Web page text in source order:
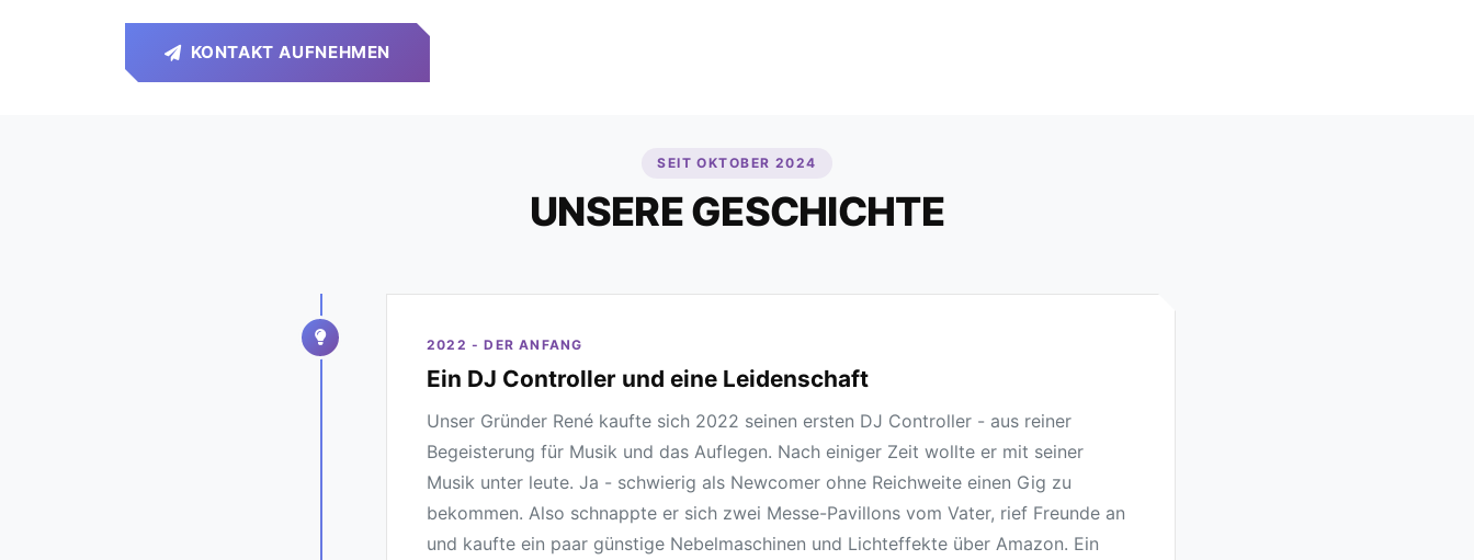
KONTAKT AUFNEHMEN
SEIT OKTOBER 2024
UNSERE GESCHICHTE
2022 - DER ANFANG
Ein DJ Controller und eine Leidenschaft
Unser Gründer René kaufte sich 2022 seinen ersten DJ Controller - aus reiner
Begeisterung für Musik und das Auflegen. Nach einiger Zeit wollte er mit seiner
Musik unter leute. Ja - schwierig als Newcomer ohne Reichweite einen Gig zu
bekommen. Also schnappte er sich zwei Messe-Pavillons vom Vater, rief Freunde an
und kaufte ein paar günstige Nebelmaschinen und Lichteffekte über Amazon. Ein